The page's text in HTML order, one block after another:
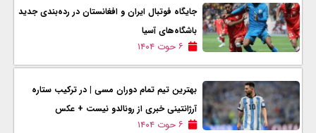
جایگاه فوتبال ایران و افغانستان در رده‌بندی جدید
باشگاه‌های آسیا
۶ حوت ۱۴۰۴
بهترین تیم تمام دوران مسی | در ترکیب ستاره
آرژانتینی خبری از رونالدو نیست + عکس
۶ حوت ۱۴۰۴